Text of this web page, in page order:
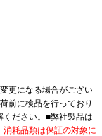
更になる場合がござい
前に検品を行っており
ください。■弊社製品は
耗品類は保証の対象に